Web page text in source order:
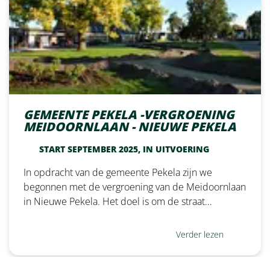
GEMEENTE PEKELA -VERGROENING
MEIDOORNLAAN - NIEUWE PEKELA
START SEPTEMBER 2025, IN UITVOERING
In opdracht van de gemeente Pekela zijn we
begonnen met de vergroening van de Meidoornlaan
in Nieuwe Pekela. Het doel is om de straat…
Verder lezen